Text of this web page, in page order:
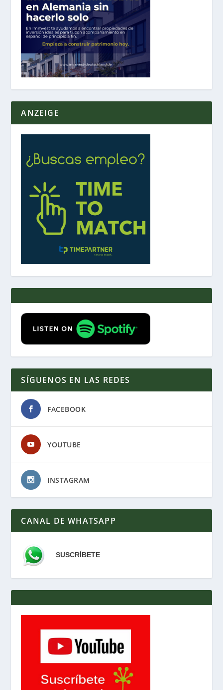
ANZEIGE
SÍGUENOS EN LAS REDES
FACEBOOK
YOUTUBE
INSTAGRAM
CANAL DE WHATSAPP
SUSCRÍBETE